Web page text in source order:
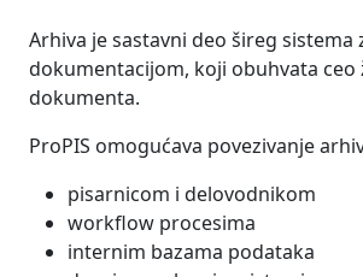
Arhiva je sastavni deo šireg sistema
dokumentacijom, koji obuhvata ceo
dokumenta.
ProPIS omogućava povezivanje
pisarnicom i delovodnikom
workflow procesima
internim bazama podataka